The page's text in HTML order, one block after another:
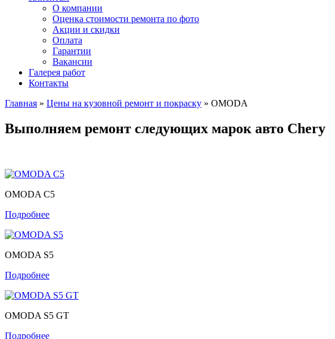
О компании
Оценка стоимости ремонта по фото
Акции и скидки
Оплата
Гарантии
Вакансии
Галерея работ
Контакты
Главная » Цены на кузовной ремонт и покраску » OMODA
Выполняем ремонт следующих марок авто Chery
OMODA C5
Подробнее
OMODA S5
Подробнее
OMODA S5 GT
Подробнее